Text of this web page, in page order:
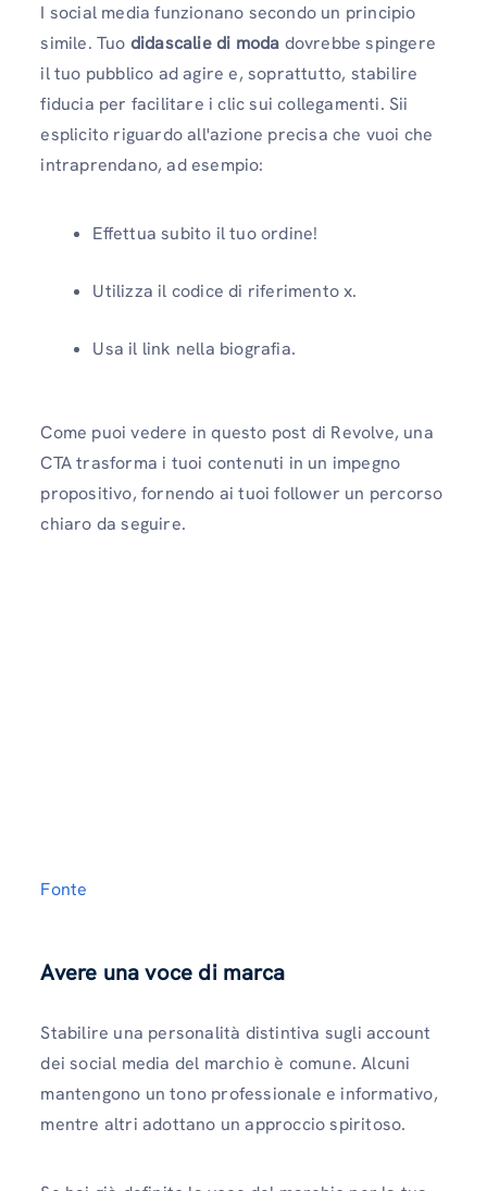
I social media funzionano secondo un principio
simile. Tuo didascalie di moda dovrebbe spingere
il tuo pubblico ad agire e, soprattutto, stabilire
fiducia per facilitare i clic sui collegamenti. Sii
esplicito riguardo all'azione precisa che vuoi che
intraprendano, ad esempio:
Effettua subito il tuo ordine!
Utilizza il codice di riferimento x.
Usa il link nella biografia.
Come puoi vedere in questo post di Revolve, una
CTA trasforma i tuoi contenuti in un impegno
propositivo, fornendo ai tuoi follower un percorso
chiaro da seguire.
Fonte
Avere una voce di marca
Stabilire una personalità distintiva sugli account
dei social media del marchio è comune. Alcuni
mantengono un tono professionale e informativo,
mentre altri adottano un approccio spiritoso.